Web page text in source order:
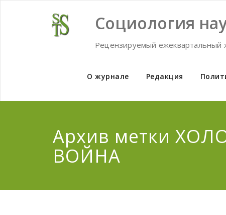
Социология
Рецензируемый ежеквартальный
О журнале Редакция
Архив метки
ВОЙНА